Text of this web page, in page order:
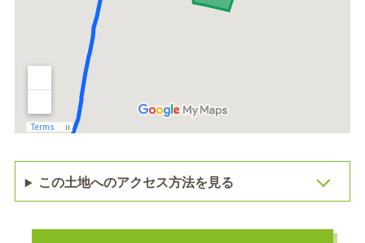
この土地へのアクセス方法を見る